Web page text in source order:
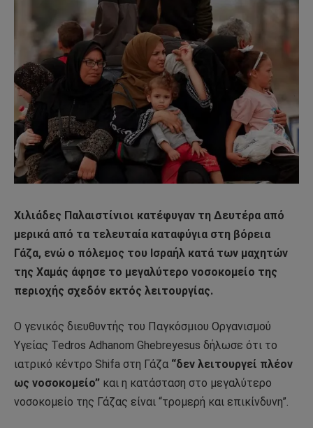
Χιλιάδες Παλαιστίνιοι κατέφυγαν τη Δευτέρα από
μερικά από τα τελευταία καταφύγια στη βόρεια
Γάζα, ενώ ο πόλεμος του Ισραήλ κατά των μαχητών
της Χαμάς άφησε το μεγαλύτερο νοσοκομείο της
περιοχής σχεδόν εκτός λειτουργίας.
Ο γενικός διευθυντής του Παγκόσμιου Οργανισμού
Υγείας Tedros Adhanom Ghebreyesus δήλωσε ότι το
ιατρικό κέντρο Shifa στη Γάζα “δεν λειτουργεί πλέον
ως νοσοκομείο” και η κατάσταση στο μεγαλύτερο
νοσοκομείο της Γάζας είναι “τρομερή και επικίνδυνη”.